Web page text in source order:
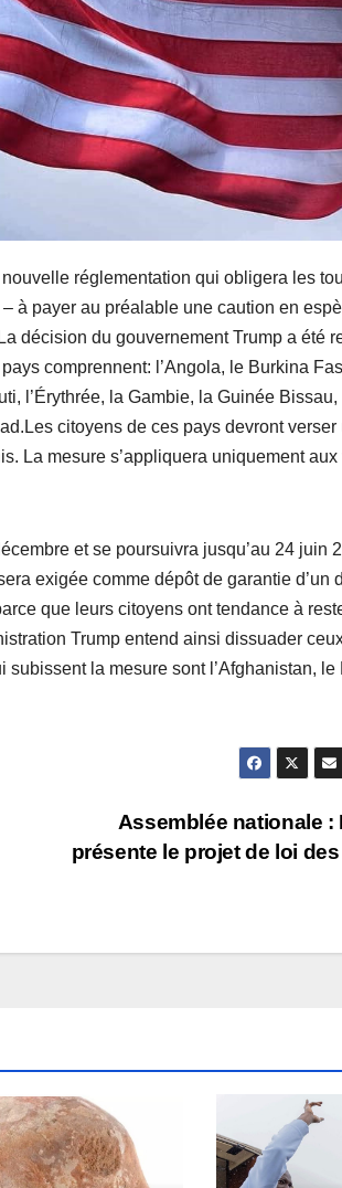
réglementation qui obligera les
à payer au préalable une caution en
décision du gouvernement Trump a été
comprennent: l’Angola, le Burkina
l’Érythrée, la Gambie, la Guinée
citoyens de ces pays devront
La mesure s’appliquera uniquement
et se poursuivra jusqu’au 24 juin
exigée comme dépôt de garantie d’un
que leurs citoyens ont tendance à
Trump entend ainsi dissuader
la mesure sont l’Afghanistan, le
Assemblée nationale :
présente le projet de loi